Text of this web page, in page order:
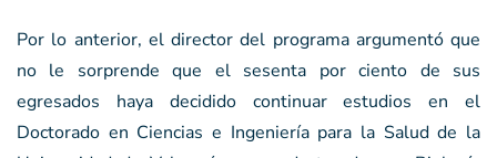
Por lo anterior, el director del programa argumentó que
no le sorprende que el sesenta por ciento de sus
egresados haya decidido continuar estudios en el
Doctorado en Ciencias e Ingeniería para la Salud de la